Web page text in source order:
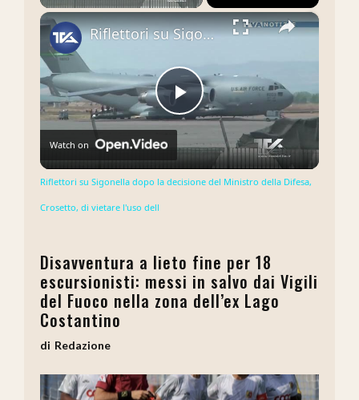
×
Play
Video
Riflettori su Sigonella dopo la decisione del Ministro della Difesa, Crosetto, di vietare l'uso dell
Watch on
Riflettori su Sigonella dopo la decisione del Ministro della Difesa,
Crosetto, di vietare l'uso dell
Disavventura a lieto fine per 18
escursionisti: messi in salvo dai Vigili
del Fuoco nella zona dell’ex Lago
Costantino
Redazione